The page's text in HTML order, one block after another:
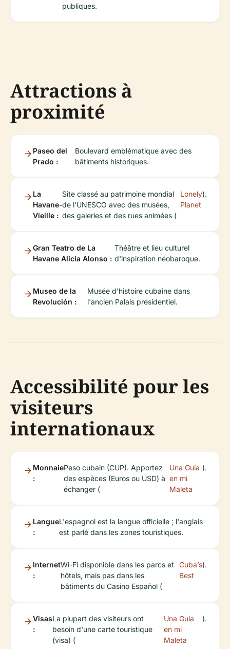
publiques.
Attractions à
proximité
Paseo del
Prado :
Boulevard emblématique avec des
bâtiments historiques.
La
Havane-
Vieille :
Site classé au patrimoine mondial
de l'UNESCO avec des musées,
des galeries et des rues animées (
Lonely
Planet
).
Gran Teatro de La
Havane Alicia Alonso :
Théâtre et lieu culturel
d'inspiration néobaroque.
Museo de la
Revolución :
Musée d'histoire cubaine dans
l'ancien Palais présidentiel.
Accessibilité pour les
visiteurs
internationaux
Monnaie
:
Peso cubain (CUP). Apportez
des espèces (Euros ou USD) à
échanger (
Una Guía
en mi
Maleta
).
Langue
:
L'espagnol est la langue officielle ; l'anglais
est parlé dans les zones touristiques.
Internet
:
Wi-Fi disponible dans les parcs et
hôtels, mais pas dans les
bâtiments du Casino Español (
Cuba’s
Best
).
Visas
:
La plupart des visiteurs ont
besoin d'une carte touristique
(visa) (
Una Guía
en mi
Maleta
).